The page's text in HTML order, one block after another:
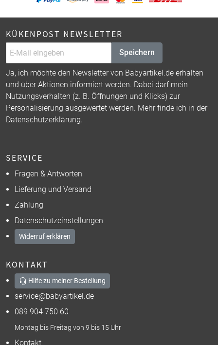
KÜKENPOST NEWSLETTER
Speichern
Ja, ich möchte den Newsletter von Babyartikel.de erhalten
und über Aktionen informiert werden. Dabei darf mein
Nutzungsverhalten (z. B. Öffnungen und Klicks) zur
Personalisierung ausgewertet werden. Mehr finde ich in der
Datenschutzerklärung.
SERVICE
Fragen & Antworten
Lieferung und Versand
Zahlung
Datenschutzeinstellungen
Widerruf erklären
KONTAKT
Hilfe zu meiner Bestellung
service@babyartikel.de
089 904 750 60
Montag bis Freitag von 9 bis 15 Uhr
Kontakt